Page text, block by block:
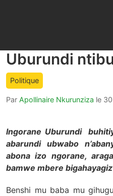
article
comment
count
Uburundi
Politique
Par Apollinaire Nkurunziza le
Ingorane Uburundi
abarundi ubwabo
abona izo ngorane,
bamwe mbere
Benshi mu baba mu